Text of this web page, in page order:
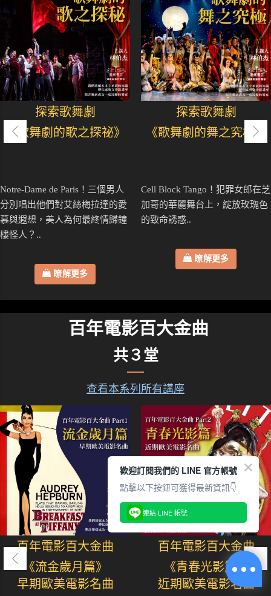
探索歌舞劇
《歌舞劇的歌之探祕》
Notre-Dame de Paris！三個男人
分別唱出他們對艾絲梅拉達的愛
慕與遐想，美人為何最終情歸鐘
樓怪人？..
瞭解更多
探索歌舞劇
《歌舞劇的舞之究極》
Cell Block Tango！犯罪女郎在芝
加哥的華麗舞台上，綻放玫瑰色
的致命誘惑..
瞭解更多
百年電影百大金曲
共３堂
查看本系列所有講座
百年電影百大金曲
《流金歲月篇》
早期歐美電影名曲
百年電影百大金曲
《青春光影篇》
近期歐美電影名曲
歡迎訂閱我們的 LINE 官方帳號
點擊以下按鈕可獲得最新資訊👇
連結 LINE 帳號